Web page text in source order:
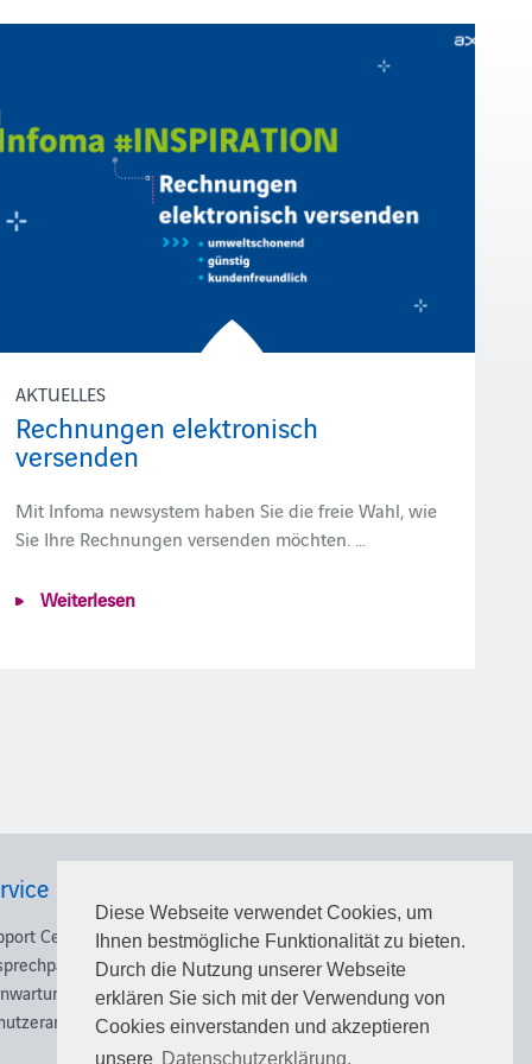
Diese Webseite verwendet Cookies, um
Ihnen bestmögliche Funktionalität zu bieten.
Durch die Nutzung unserer Webseite
erklären Sie sich mit der Verwendung von
Cookies einverstanden und akzeptieren
unsere Datenschutzerklärung.
AKTUELLES
Rechnungen elektronisch
versenden
Mit Infoma newsystem haben Sie die freie Wahl, wie
Sie Ihre Rechnungen versenden möchten. …
Weiterlesen
Center
Nutzen Sie die Chance und
schlagen Sie beruflich neue
Wege ein!
Weiterlesen